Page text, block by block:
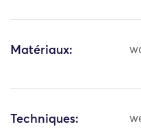
Matériaux:
Techniques: